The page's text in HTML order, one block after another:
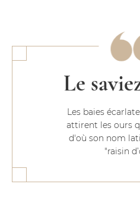
Le
Les baies
attirent les ours
d'où son nom
"raisin